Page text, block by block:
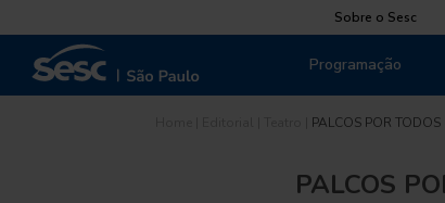
Sobre o Sesc
Programação
PALCOS POR TODOS
PALCOS